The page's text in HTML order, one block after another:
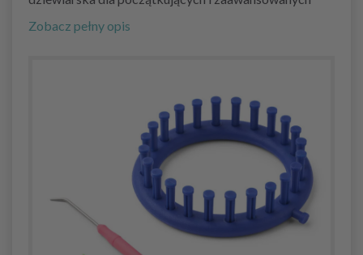
Zobacz pełny opis